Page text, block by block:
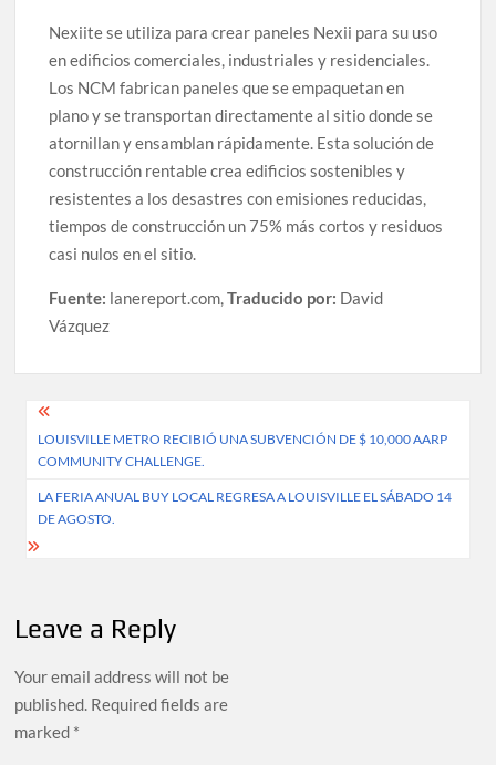
Nexiite se utiliza para crear paneles Nexii para su uso
en edificios comerciales, industriales y residenciales.
Los NCM fabrican paneles que se empaquetan en
plano y se transportan directamente al sitio donde se
atornillan y ensamblan rápidamente. Esta solución de
construcción rentable crea edificios sostenibles y
resistentes a los desastres con emisiones reducidas,
tiempos de construcción un 75% más cortos y residuos
casi nulos en el sitio.
Fuente: lanereport.com,Traducido por: David
Vázquez
Post
navigation
LOUISVILLE METRO RECIBIÓ UNA SUBVENCIÓN DE $ 10,000 AARP
COMMUNITY CHALLENGE.
LA FERIA ANUAL BUY LOCAL REGRESA A LOUISVILLE EL SÁBADO 14
DE AGOSTO.
Leave a Reply
Your email address will not be
published. Required fields are
marked *